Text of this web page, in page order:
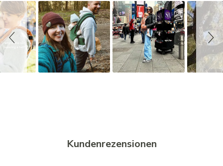
i
d
e
s
h
o
Kundenrezensionen